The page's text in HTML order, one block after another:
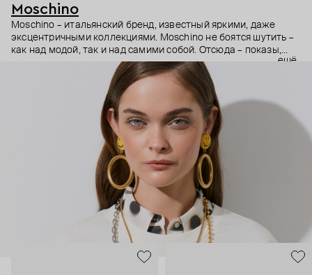
Moschino
Moschino – итальянский бренд, известный яркими, даже
эксцентричными коллекциями. Moschino не боятся шутить –
как над модой, так и над самими собой. Отсюда – показы,
мгновенно становящиеся главными событиями, вирусные
выходы селебрити (помните Кэти Перри в платье-люстре на
бале Института костюма Met Gala в 2019 году?) и
коллаборации с самыми неожиданными кандидатами, от
«Улицы Сезам» до The Sims. Украшения бренда –
гипертрофированно праздничные, практически
нарисованные: с кристаллами размером с ладонь и будто бы
расплавленными сердцами.
ещё